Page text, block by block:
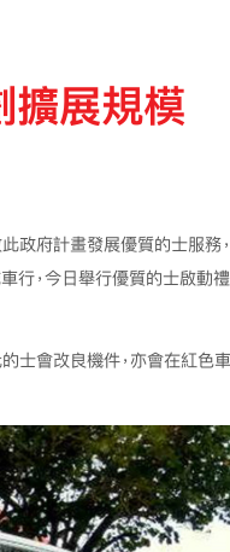
擴展規模
政府計畫發展優質的士服務
行，今日舉行優質的士啟動禮
士會改良機件，亦會在紅色